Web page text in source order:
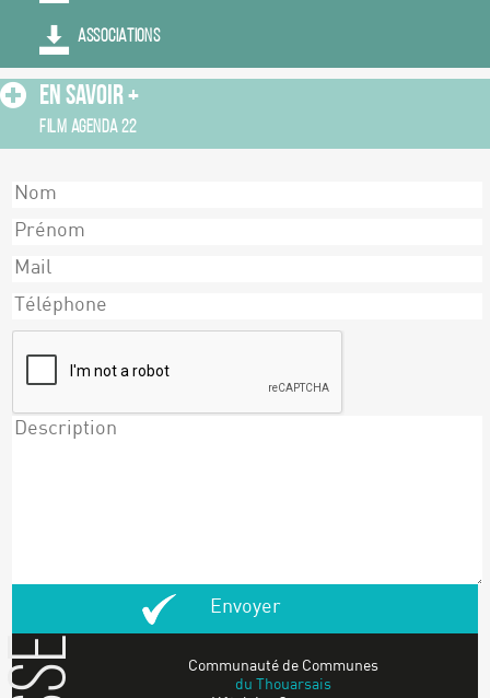
ASSOCIATIONS
En Savoir +
FILM AGENDA 22
Communauté de Communes
du Thouarsais